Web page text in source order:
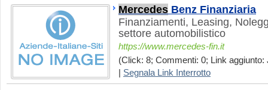
Mercedes Benz Finanziaria
Finanziamenti, Leasing,
settore automobilistico
https://www.mercedes-fin.it
(Click: 8; Commenti: 0; Link aggiunto:
Segnala Link Interrotto